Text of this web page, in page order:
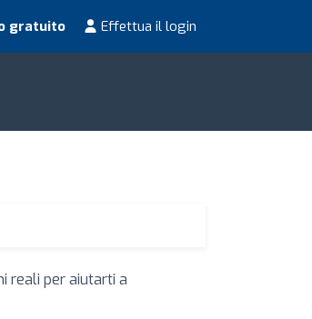
gratuito Effettua il login
reali per aiutarti a